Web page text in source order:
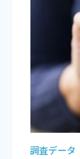
調査データ